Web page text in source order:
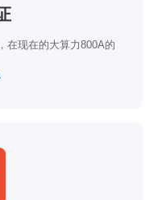
在现在的大算力800A的